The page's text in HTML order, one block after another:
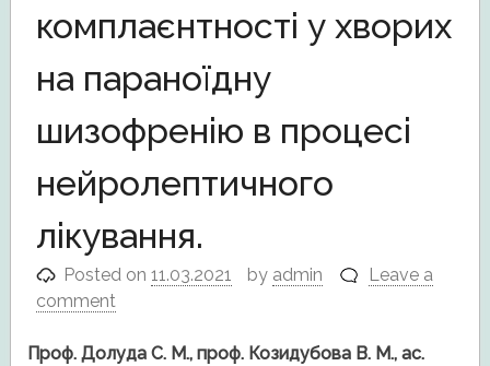
комплаєнтності у хворих
на параноїдну
шизофренію в процесі
нейролептичного
лікування.
Posted on11.03.2021 by admin
Leave a
comment
Проф. Долуда С. М., проф. Козидубова В. М., ас.